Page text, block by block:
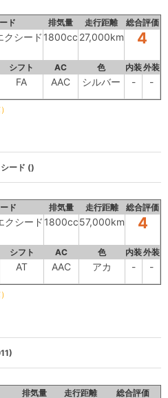
ド 排気量 走行距離 総合評価
クシード 1800cc 27,000km 4
シフト AC 色 内装外装
FA AAC シルバー - -
ード ()
ド 排気量 走行距離 総合評価
クシード 1800cc57,000km 4
シフト AC 色 内装外装
AT AAC アカ - -
排気量 走行距離 総合評価